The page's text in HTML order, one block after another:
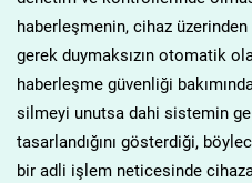
haberleşmenin, cihaz
gerek duymaksızın otomatik
haberleşme güvenliği
silmeyi unutsa dahi sistemin
tasarlandığını gösterdiği,
bir adli işlem neticesinde